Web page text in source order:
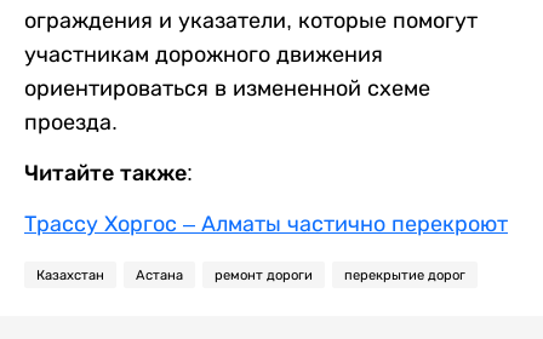
ограждения и указатели, которые помогут
участникам дорожного движения
ориентироваться в измененной схеме
проезда.
Читайте также:
Трассу Хоргос – Алматы частично перекроют
Казахстан Астана ремонт дороги перекрытие дорог